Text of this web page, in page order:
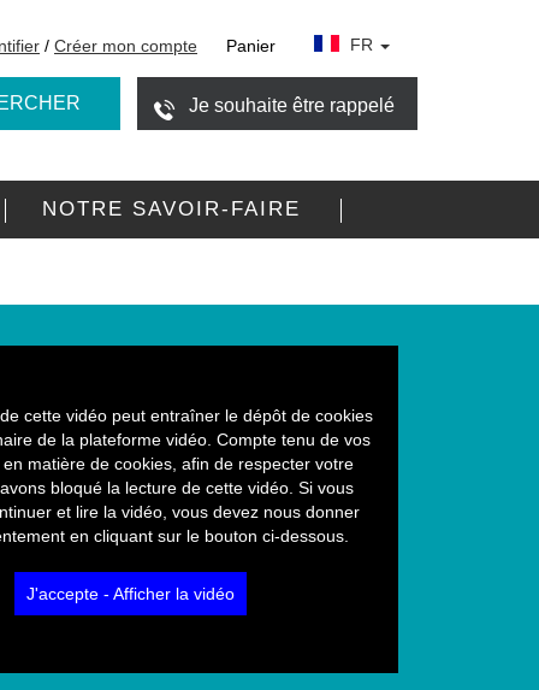
/ Créer mon compte Panier FR
Je souhaite être rappelé
NOTRE SAVOIR-FAIRE
cette vidéo peut entraîner le dépôt de cookies
de la plateforme vidéo. Compte tenu de vos
matière de cookies, afin de respecter votre
bloqué la lecture de cette vidéo. Si vous
et lire la vidéo, vous devez nous donner
en cliquant sur le bouton ci-dessous.
J'accepte - Afficher la vidéo